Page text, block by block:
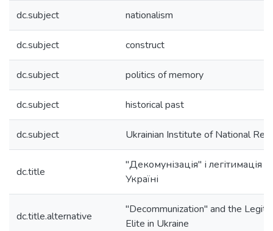
dc.subject nationalism
dc.subject construct
dc.subject politics of memory
dc.subject historical past
dc.subject Ukrainian Institute of National
dc.title
"Декомунізація" і легітимація
Україні
dc.title.alternative
"Decommunization" and the
Elite in Ukraine